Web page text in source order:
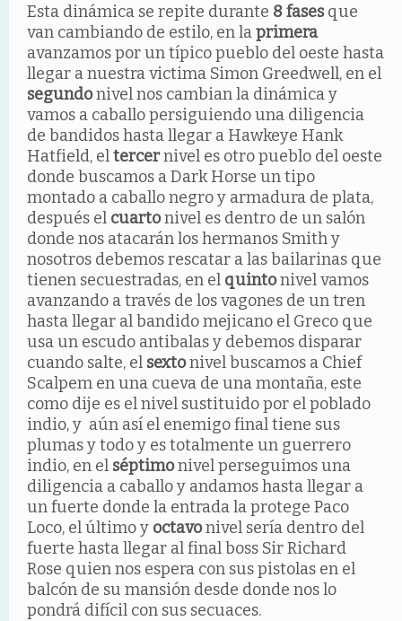
Esta dinámica se repite durante 8 fasesque
van cambiando de estilo, en laprimera
avanzamos por un típico pueblo del oeste hasta
llegar a nuestra victima Simon Greedwell, en el
segundonivel nos cambian la dinámica y
vamos a caballo persiguiendo una diligencia
de bandidos hasta llegar a Hawkeye Hank
Hatfield, eltercernivel es otro pueblo del oeste
donde buscamos a Dark Horse un tipo
montado a caballo negro y armadura de plata,
después el cuartonivel es dentro de un salón
donde nos atacarán los hermanos Smith y
nosotros debemos rescatar a las bailarinas que
tienen secuestradas, en el quintonivel vamos
avanzando a través de los vagones de un tren
hasta llegar al bandido mejicano el Greco que
usa un escudo antibalas y debemos disparar
cuando salte, el sextonivel buscamos a Chief
Scalpem en una cueva de una montaña, este
como dije es el nivel sustituido por el poblado
indio, y aún así el enemigo final tiene sus
plumas y todo y es totalmente un guerrero
indio, en el séptimonivel perseguimos una
diligencia a caballo y andamos hasta llegar a
un fuerte donde la entrada la protege Paco
Loco, el último y octavonivel sería dentro del
fuerte hasta llegar al final boss Sir Richard
Rose quien nos espera con sus pistolas en el
balcón de su mansión desde donde nos lo
pondrá difícil con sus secuaces.